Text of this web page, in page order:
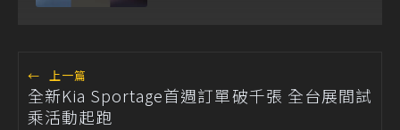
← 上一篇
全新Kia Sportage首週訂單破千張 全台展間試
乘活動起跑